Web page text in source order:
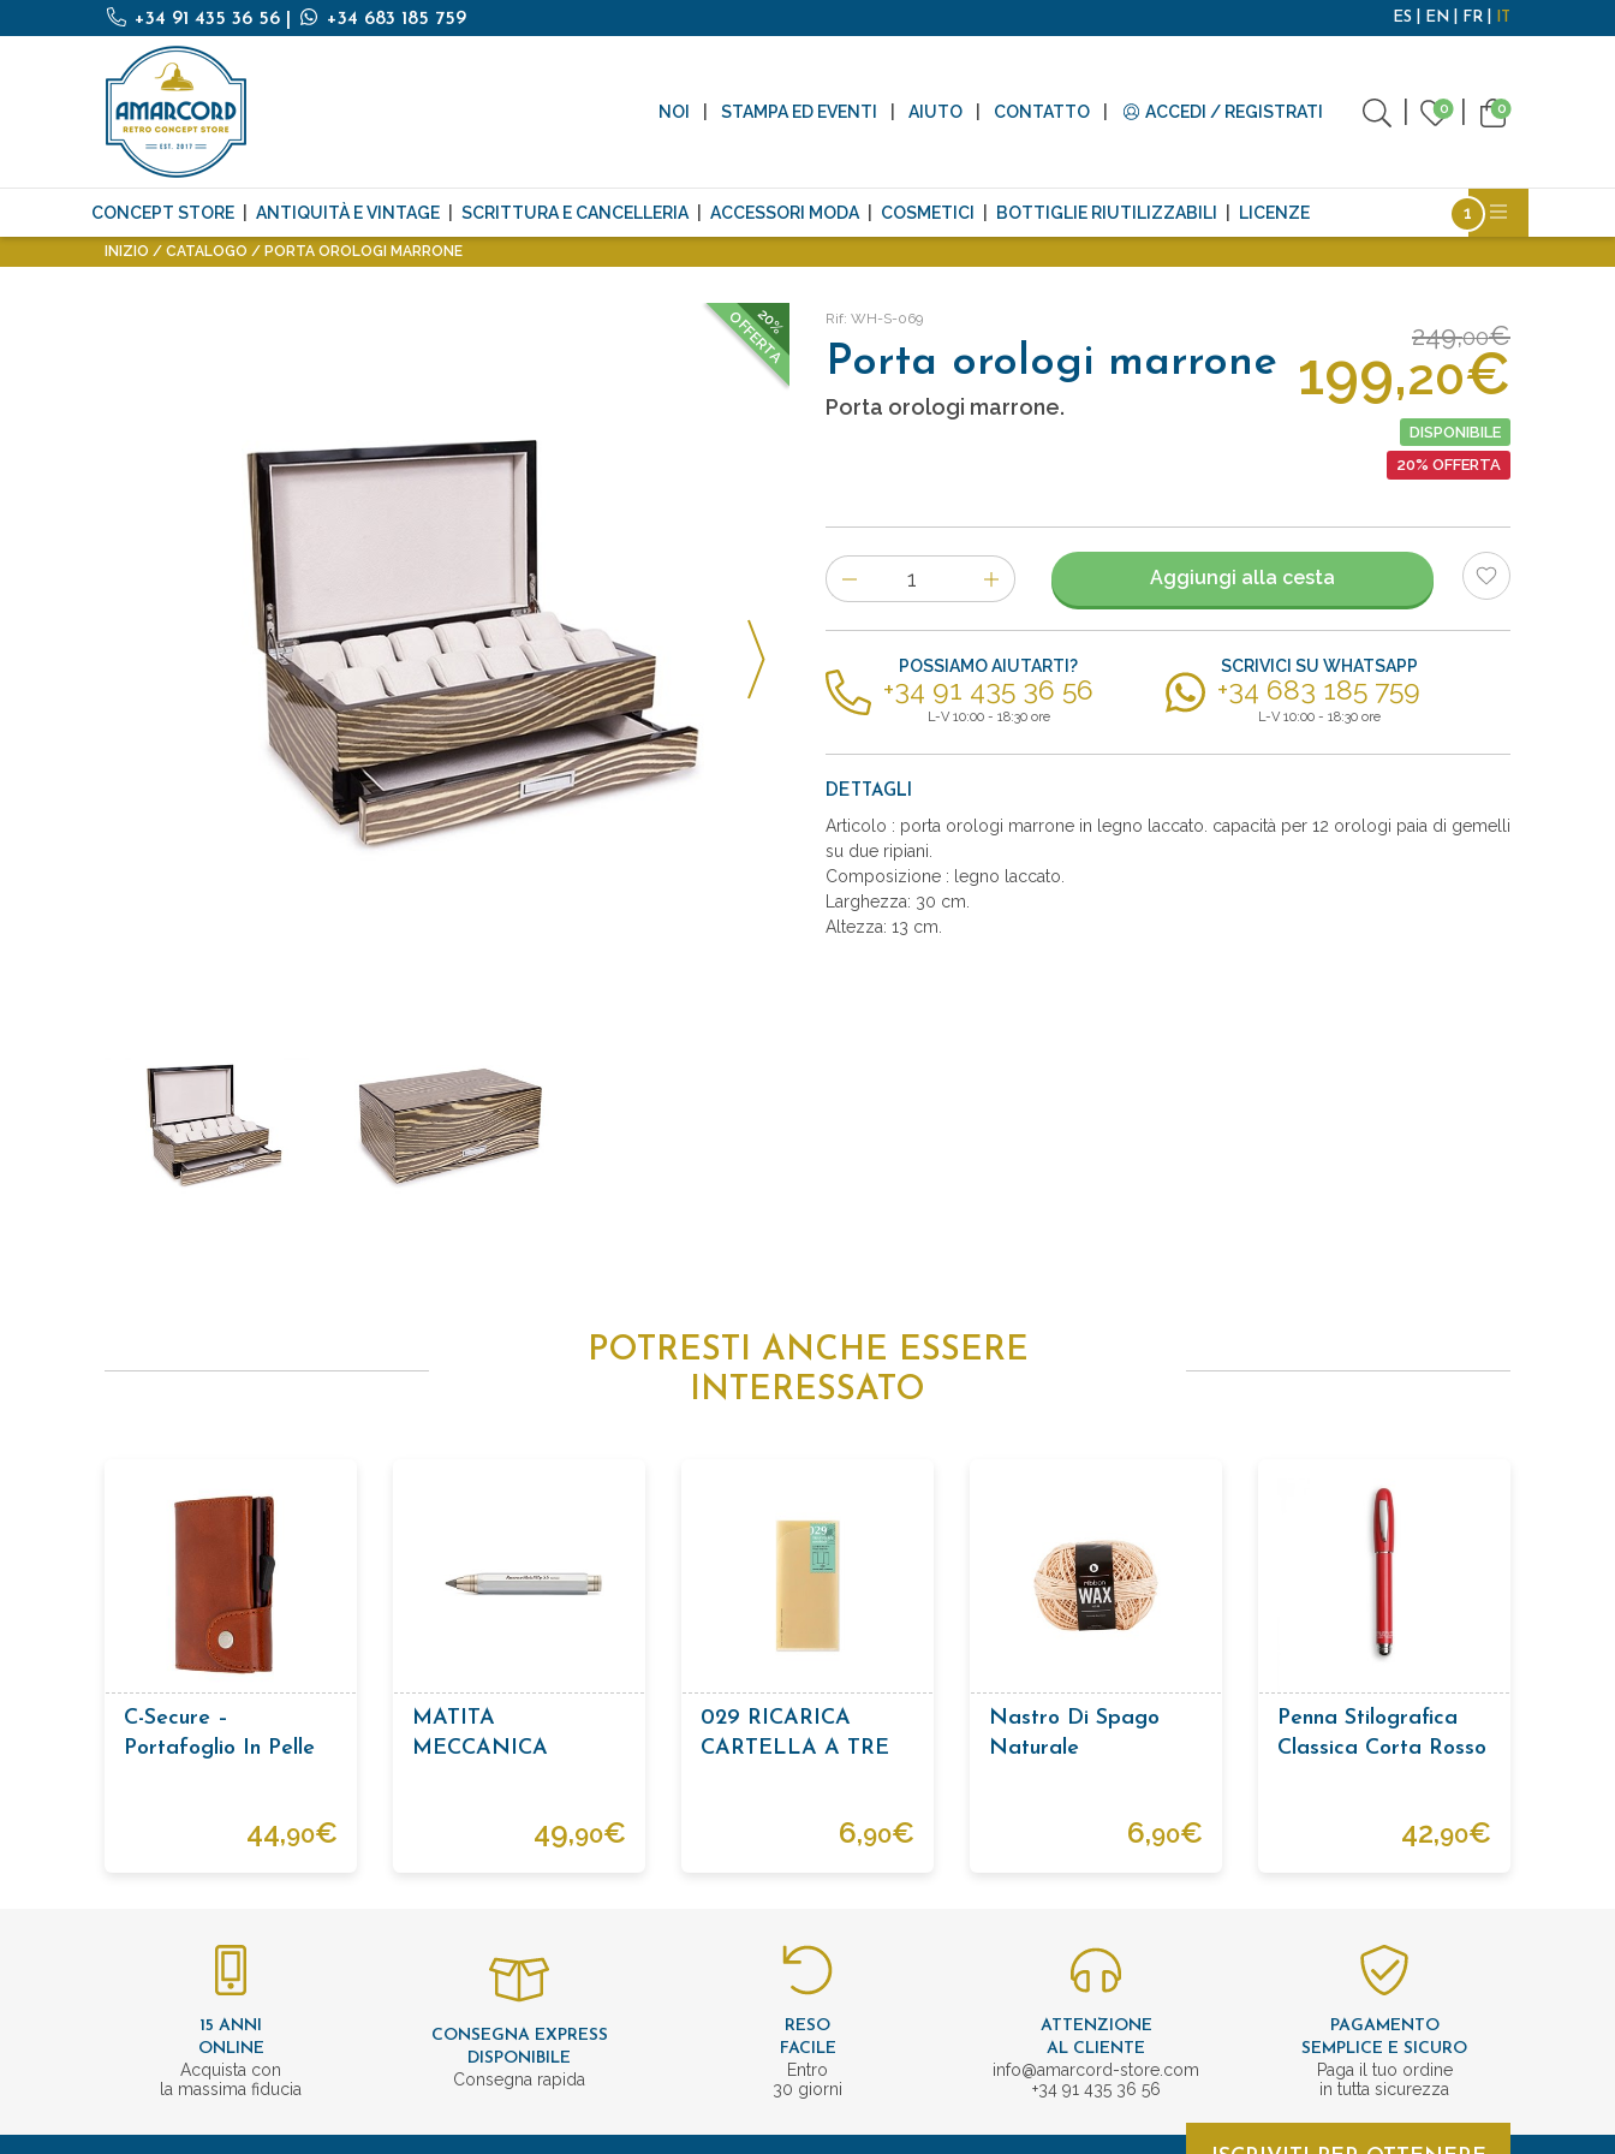
+34 91 435 36 56 +34 683 185 759 ES EN FR IT
NOI STAMPA ED EVENTI AIUTO CONTATTO ACCEDI / REGISTRATI 0 0
CONCEPT STORE ANTIQUITÀ E VINTAGE SCRITTURA E CANCELLERIA ACCESSORI MODA COSMETICI BOTTIGLIE RIUTILIZZABILI LICENZE
INIZIO CATALOGO PORTA OROLOGI MARRONE
20%
OFFERTA Rif: WH-S-069
Porta orologi marrone
Porta orologi marrone.
249,00€
199,20€
DISPONIBILE
20% OFFERTA
Numero
di
articoli
Aggiungi alla cesta
POSSIAMO AIUTARTI?
+34 91 435 36 56
L-V 10:00 - 18:30 ore
SCRIVICI SU WHATSAPP
+34 683 185 759
L-V 10:00 - 18:30 ore
DETTAGLI
Articolo : porta orologi marrone in legno laccato. capacità per 12 orologi paia di gemelli
su due ripiani.
Composizione : legno laccato.
Larghezza: 30 cm.
Altezza: 13 cm.
POTRESTI ANCHE ESSERE
INTERESSATO
C-Secure –
Portafoglio In Pelle
44,90€
MATITA
MECCANICA
TEMPERAMATITE
49,90€
029 RICARICA
CARTELLA A TRE
6,90€
Nastro Di Spago
Naturale
6,90€
Penna Stilografica
Classica Corta Rosso
42,90€
15 ANNI
ONLINE
Acquista con
la massima fiducia
CONSEGNA EXPRESS
DISPONIBILE
Consegna rapida
RESO
FACILE
Entro
30 giorni
ATTENZIONE
AL CLIENTE
info@amarcord-store.com
+34 91 435 36 56
PAGAMENTO
SEMPLICE E SICURO
Paga il tuo ordine
in tutta sicurezza